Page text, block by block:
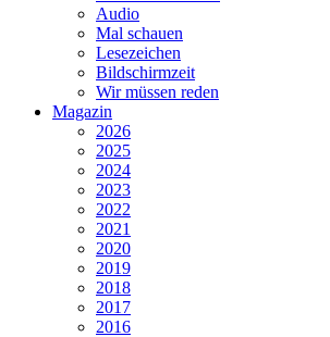
Audio
Mal schauen
Lesezeichen
Bildschirmzeit
Wir müssen reden
Magazin
2026
2025
2024
2023
2022
2021
2020
2019
2018
2017
2016